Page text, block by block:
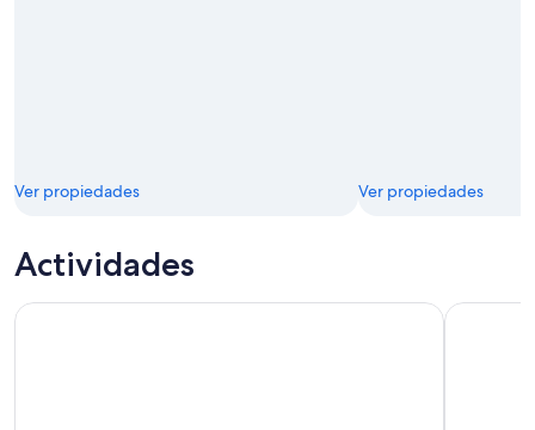
Ver propiedades Ver propiedades
Actividades
Excursión de un día a 4 islas desde Krabi Tour de